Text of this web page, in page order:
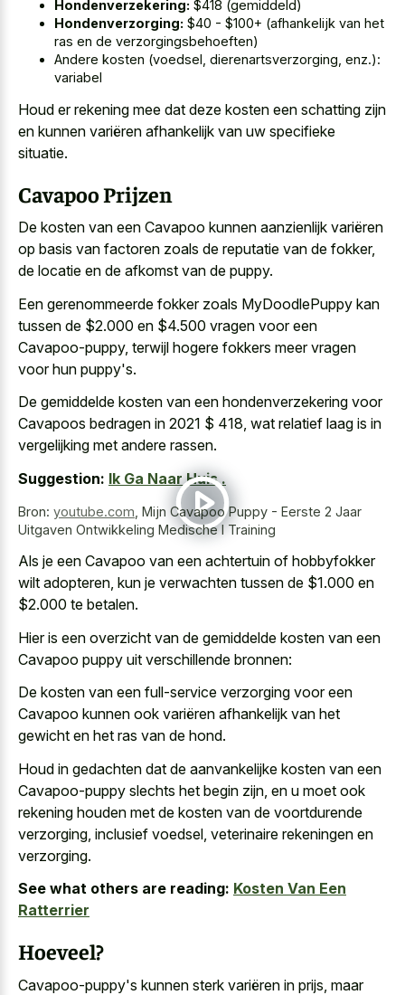
Hondenverzekering: $418 (gemiddeld)
Hondenverzorging: $40 - $100+ (afhankelijk van het
ras en de verzorgingsbehoeften)
Andere kosten (voedsel, dierenartsverzorging, enz.):
variabel
Houd errekening mee dat deze kosten een schatting zijn
en kunnen variëren afhankelijk van uw specifieke
situatie.
Cavapoo Prijzen
De kosten van een Cavapoo kunnen aanzienlijk variëren
op basis van factoren zoals de reputatie van de fokker,
de locatie en de afkomst van de puppy.
Een gerenommeerde fokker zoals MyDoodlePuppy kan
tussen de $2.000 en $4.500 vragen voor een
Cavapoo-puppy, terwijl hogere fokkers meer vragen
voor hun puppy's.
De gemiddelde kosten van een hondenverzekering voor
Cavapoos bedragen in 2021 $ 418, wat relatief laag is in
vergelijking met andere rassen.
Suggestion: Ik Ga Naar Huis .
Bron: youtube.com Mijn Cavapoo Puppy - Eerste 2 Jaar
Uitgaven Ontwikkeling Medische I Training
Als je een Cavapoo van een achtertuin of hobbyfokker
wilt adopteren, kun je verwachten tussen de $1.000 en
$2.000 te betalen.
Hier is een overzicht van de gemiddelde kosten van een
Cavapoo puppy uit verschillende bronnen:
De kosten van een full-service verzorging voor een
Cavapoo kunnen ook variëren afhankelijk van het
gewicht en het ras van de hond.
Houd in gedachten dat de aanvankelijke kosten van een
Cavapoo-puppy slechts het begin zijn, en u moet ook
rekening houden met de kosten van de voortdurende
verzorging, inclusief voedsel, veterinaire rekeningen en
verzorging.
See what others are reading: Kosten Van Een
Ratterrier
Hoeveel?
Cavapoo-puppy's kunnen sterk variëren in prijs, maar